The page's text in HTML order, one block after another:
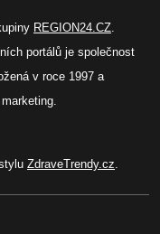
REGION24.CZ.
portálů je společnost
v roce 1997 a
ZdraveTrendy.cz.